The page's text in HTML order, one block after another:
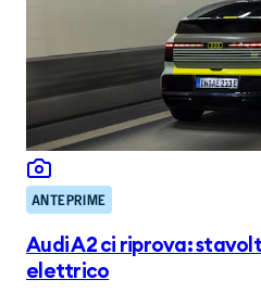
ANTEPRIME
Audi A2 ci riprova:
elettrico